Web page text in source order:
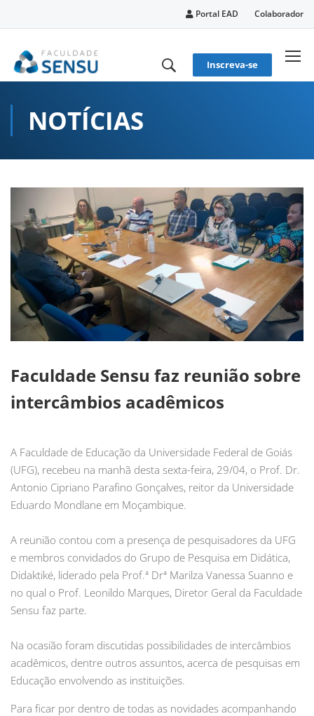
Portal EAD Colaborador
Inscreva-se
NOTÍCIAS
Faculdade Sensu faz reunião sobre
intercâmbios acadêmicos
A Faculdade de Educação da Universidade Federal de Goiás
(UFG), recebeu na manhã desta sexta-feira, 29/04, o Prof. Dr.
Antonio Cipriano Parafino Gonçalves, reitor da Universidade
Eduardo Mondlane em Moçambique.
A reunião contou com a presença de pesquisadores da UFG
e membros convidados do Grupo de Pesquisa em Didática,
Didaktiké, liderado pela Prof.ª Drª Marilza Vanessa Suanno e
no qual o Prof. Leonildo Marques, Diretor Geral da Faculdade
Sensu faz parte.
Na ocasião foram discutidas possibilidades de intercâmbios
acadêmicos, dentre outros assuntos, acerca de pesquisas em
Educação envolvendo as instituições.
Para ficar por dentro de todas as novidades acompanhando